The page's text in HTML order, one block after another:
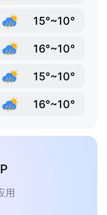
15°~10°
16°~10°
15°~10°
16°~10°
用